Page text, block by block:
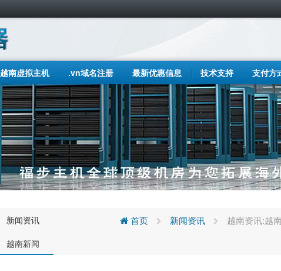
越南虚拟主机 .vn域名注册 最新优惠信息 技术支持 支付方
新闻资讯
越南新闻
首页 新闻资讯 越南资讯:越